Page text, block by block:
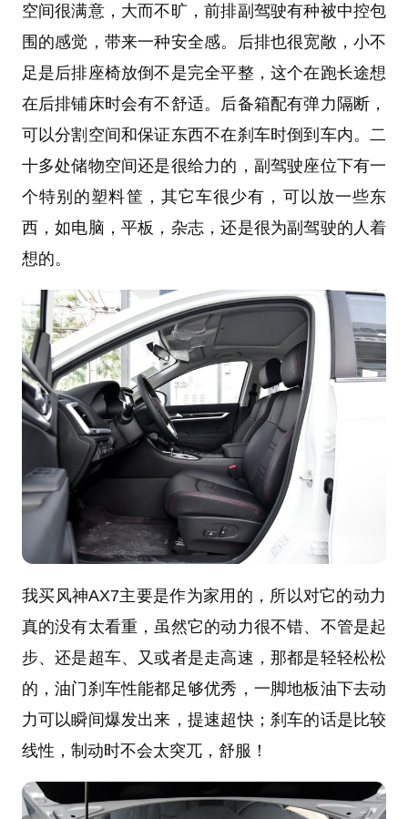
空间很满意，大而不旷，前排副驾驶有种被中控包
围的感觉，带来一种安全感。后排也很宽敞，小不
足是后排座椅放倒不是完全平整，这个在跑长途想
在后排铺床时会有不舒适。后备箱配有弹力隔断，
可以分割空间和保证东西不在刹车时倒到车内。二
十多处储物空间还是很给力的，副驾驶座位下有一
个特别的塑料筐，其它车很少有，可以放一些东
西，如电脑，平板，杂志，还是很为副驾驶的人着
想的。
我买风神AX7主要是作为家用的，所以对它的动力
真的没有太看重，虽然它的动力很不错、不管是起
步、还是超车、又或者是走高速，那都是轻轻松松
的，油门刹车性能都足够优秀，一脚地板油下去动
力可以瞬间爆发出来，提速超快；刹车的话是比较
线性，制动时不会太突兀，舒服！